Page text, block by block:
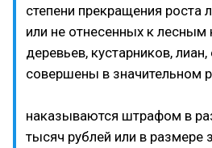
степени прекращения роста
или не отнесенных к
деревьев, кустарников,
совершены в значительном
наказываются штрафом в
тысяч рублей или в размере